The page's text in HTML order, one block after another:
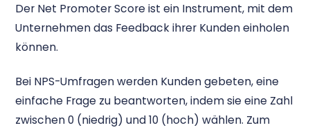
Der Net Promoter Score ist ein Instrument, mit dem
Unternehmen das Feedback ihrer Kunden einholen
können.
Bei NPS-Umfragen werden Kunden gebeten, eine
einfache Frage zu beantworten, indem sie eine Zahl
zwischen 0 (niedrig) und 10 (hoch) wählen. Zum